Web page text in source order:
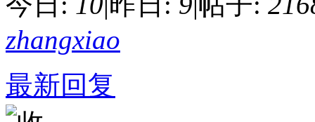
zhangxiao
最新回复